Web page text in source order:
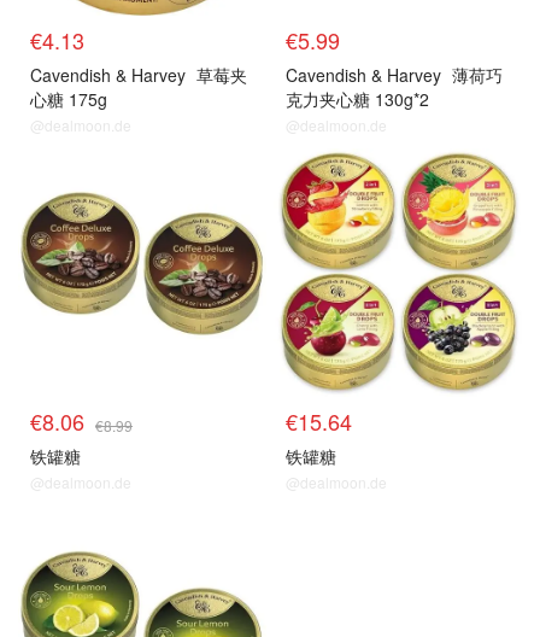
€4.13
Cavendish & Harvey 草莓夹
心糖 175g
@dealmoon.de
€5.99
Cavendish & Harvey 薄荷巧
克力夹心糖 130g*2
@dealmoon.de
€8.06 €8.99
铁罐糖
@dealmoon.de
€15.64
铁罐糖
@dealmoon.de